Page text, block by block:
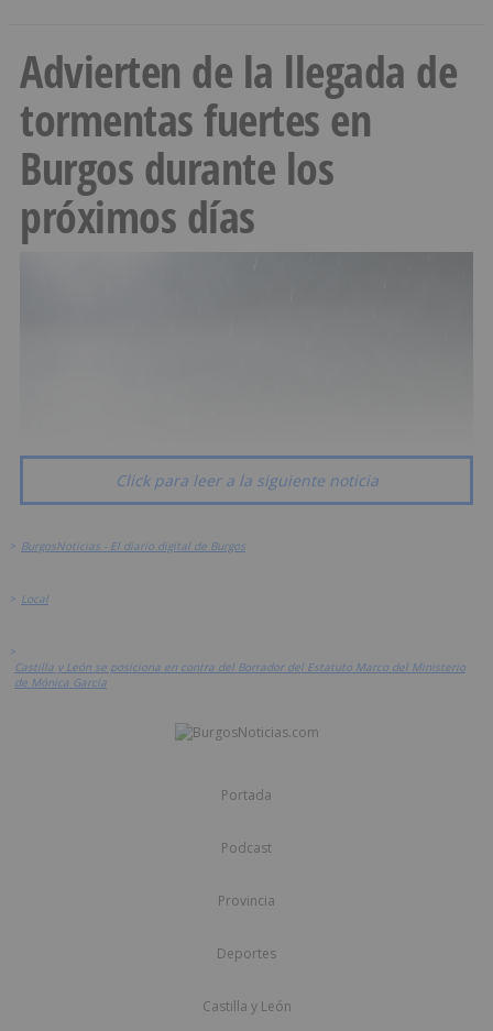
Advierten de la llegada de
tormentas fuertes en
Burgos durante los
próximos días
Click para leer a la siguiente noticia
> BurgosNoticias - El diario digital de Burgos
> Local
>
Castilla y León se posiciona en contra del Borrador del Estatuto Marco del Ministerio
de Mónica García
Portada
Podcast
Provincia
Deportes
Castilla y León